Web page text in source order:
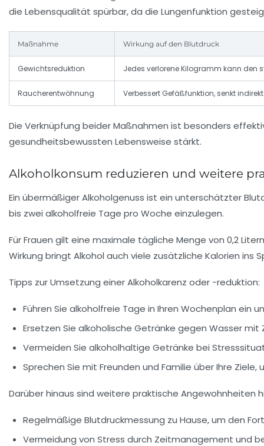
die Lebensqualität spürbar, da die Lungenfunktion
Maßnahme Wirkung auf den Blutdruck
Gewichtsreduktion Jedes verlorene Kilogramm kann den
Raucherentwöhnung Verbessert Gefäßfunktion, senkt
Die Verknüpfung beider Maßnahmen ist besonders
gesundheitsbewussten Lebensweise stärkt.
Alkoholkonsum reduzieren und weitere
Ein übermäßiger Alkoholgenuss ist ein unterschätzter
bis zwei alkoholfreie Tage pro Woche einzulegen.
Für Frauen gilt eine maximale tägliche Menge von 0,2
Wirkung bringt Alkohol auch viele zusätzliche Kalorien ins
Tipps zur Umsetzung einer Alkoholkarenz oder -reduktion:
Führen Sie alkoholfreie Tage in Ihren Wochenplan ein
Ersetzen Sie alkoholische Getränke gegen Wasser
Vermeiden Sie alkoholhaltige Getränke bei
Sprechen Sie mit Freunden und Familie über Ihre
Darüber hinaus sind weitere praktische Angewohnheiten
Regelmäßige Blutdruckmessung zu Hause, um den
Vermeidung von Stress durch Zeitmanagement und